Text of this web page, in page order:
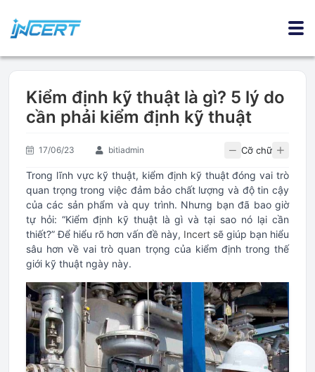
Kiểm định kỹ thuật là gì? 5 lý do
cần phải kiểm định kỹ thuật
17/06/23 bitiadmin Cỡ chữ
Trong lĩnh vực kỹ thuật, kiểm định kỹ thuật đóng vai trò
quan trọng trong việc đảm bảo chất lượng và độ tin cậy
của các sản phẩm và quy trình. Nhưng bạn đã bao giờ
tự hỏi: “Kiểm định kỹ thuật là gì và tại sao nó lại cần
thiết?” Để hiểu rõ hơn vấn đề này, Incert sẽ giúp bạn hiểu
sâu hơn về vai trò quan trọng của kiểm định trong thế
giới kỹ thuật ngày này.